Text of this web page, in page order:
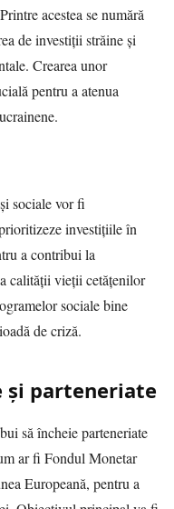
acestea se numără
de investiții străine și
Crearea unor
pentru a atenua
sociale vor fi
investițiile în
a contribui la
calității vieții cetățenilor
sociale bine
de criză.
parteneriate
să încheie parteneriate
ar fi Fondul Monetar
Europeană, pentru a